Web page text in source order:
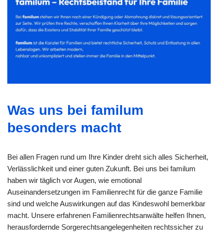
Was uns bei familum
besonders macht
Bei allen Fragen rund um Ihre Kinder dreht sich alles Sicherheit,
Verlässlichkeit und einer guten Zukunft. Bei uns bei familum
haben wir täglich vor Augen, wie emotional
Auseinandersetzungen im Familienrecht für die ganze Familie
sind und welche Auswirkungen auf das Kindeswohl bemerkbar
macht. Unsere erfahrenen Familienrechtsanwälte helfen Ihnen,
herausfordernde Sorgerechtsangelegenheiten rechtssicher zu